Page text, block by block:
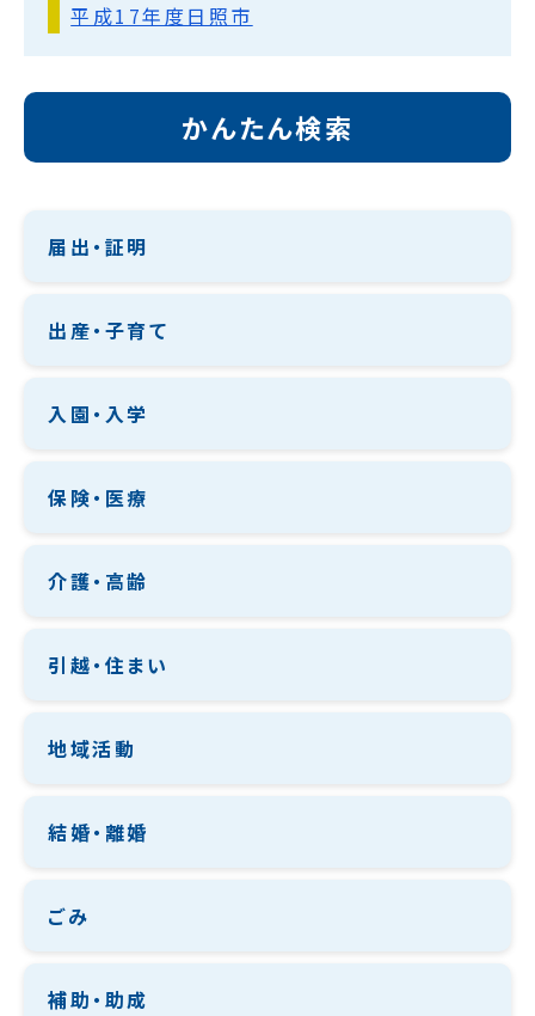
平成17年度日照市
かんたん検索
届出・証明
出産・子育て
入園・入学
保険・医療
介護・高齢
引越・住まい
地域活動
結婚・離婚
ごみ
補助・助成